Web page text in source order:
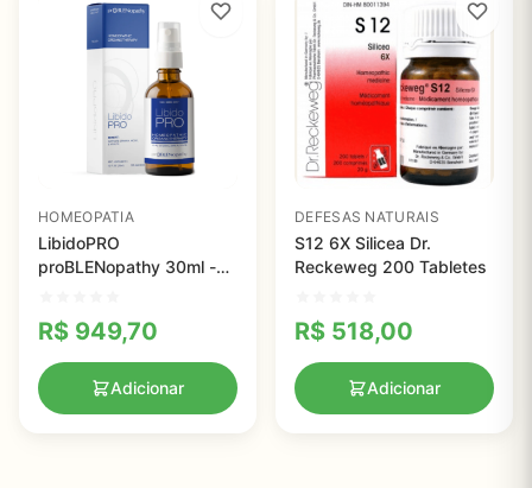
HOMEOPATIA
LibidoPRO
proBLENopathy 30ml -
Sexual e Libido
R$ 949,70
Adicionar
DEFESAS NATURAIS
S12 6X Silicea Dr.
Reckeweg 200 Tabletes
R$ 518,00
Adicionar